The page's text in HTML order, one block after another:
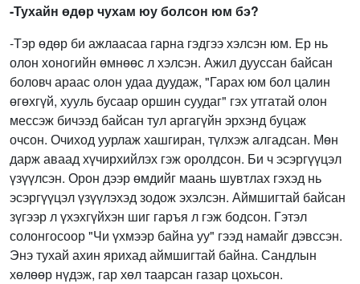
-Тухайн өдөр чухам юу болсон юм бэ?
-Тэр өдөр би ажлаасаа гарна гэдгээ хэлсэн юм. Ер нь
олон хоногийн өмнөөс л хэлсэн. Ажил дууссан байсан
боловч араас олон удаа дуудаж, "Гарах юм бол цалин
өгөхгүй, хууль бусаар оршин суудаг" гэх утгатай олон
мессэж бичээд байсан тул аргагүйн эрхэнд буцаж
очсон. Очиход уурлаж хашгиран, түлхэж алгадсан. Мөн
дарж аваад хүчирхийлэх гэж оролдсон. Би ч эсэргүүцэл
үзүүлсэн. Орон дээр өмдийг маань шувтлах гэхэд нь
эсэргүүцэл үзүүлэхэд зодож эхэлсэн. Аймшигтай байсан
зүгээр л үхэхгүйхэн шиг гаръя л гэж бодсон. Гэтэл
солонгосоор "Чи үхмээр байна уу" гээд намайг дэвссэн.
Энэ тухай ахин ярихад аймшигтай байна. Сандлын
хөлөөр нүдэж, гар хөл таарсан газар цохьсон.